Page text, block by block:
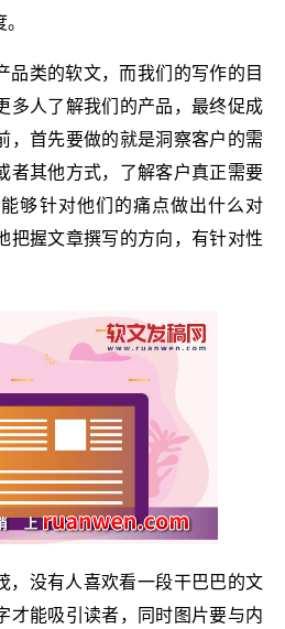
品类的软文，而我们的写作的目
多人了解我们的产品，最终促成
，首先要做的就是洞察客户的需
者其他方式，了解客户真正需要
够针对他们的痛点做出什么对
把握文章撰写的方向，有针对性
，没有人喜欢看一段干巴巴的文
才能吸引读者，同时图片要与内